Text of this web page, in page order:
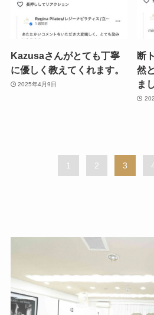
Kazusaさんがとても丁寧
に優しく教えてくれます。
2025年4月9日
断
然
ま
1 2 3